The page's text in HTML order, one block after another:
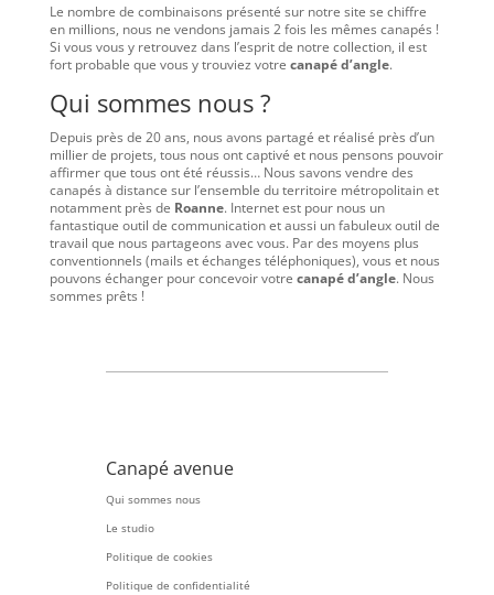
Le nombre de combinaisons présenté sur notre site se chiffre
en millions, nous ne vendons jamais 2 fois les mêmes canapés !
Si vous vous y retrouvez dans l’esprit de notre collection, il est
fort probable que vous y trouviez votre canapé d’angle.
Qui sommes nous ?
Depuis près de 20 ans, nous avons partagé et réalisé près d’un
millier de projets, tous nous ont captivé et nous pensons pouvoir
affirmer que tous ont été réussis… Nous savons vendre des
canapés à distance sur l’ensemble du territoire métropolitain et
notamment près de Roanne. Internet est pour nous un
fantastique outil de communication et aussi un fabuleux outil de
travail que nous partageons avec vous. Par des moyens plus
conventionnels (mails et échanges téléphoniques), vous et nous
pouvons échanger pour concevoir votre canapé d’angle. Nous
sommes prêts !
Canapé avenue
Qui sommes nous
Le studio
Politique de cookies
Politique de confidentialité